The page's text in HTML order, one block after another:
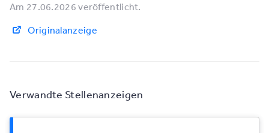
Verwandte Stellenanzeigen
Am 27.06.2026 veröffentlicht.
Originalanzeige